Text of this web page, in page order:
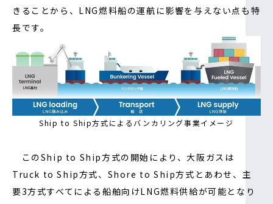
きることから、LNG燃料船の運航に影響を与えない点も特
長です。
Ship to Ship方式によるバンカリング事業イメージ
このShip to Ship方式の開始により、大阪ガスは
Truck to Ship方式、Shore to Ship方式とあわせ、主
要3方式すべてによる船舶向けLNG燃料供給が可能となり